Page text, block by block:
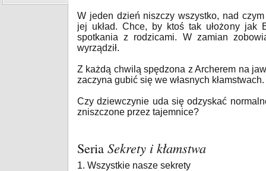
W jeden dzień niszczy wszystko, nad
jej układ. Chce, by ktoś tak ułożony jak
spotkania z rodzicami. W zamian
wyrządził.
Z każdą chwilą spędzona z Archerem na
zaczyna gubić się we własnych kłamstwach.
Czy dziewczynie uda się odzyskać
zniszczone przez tajemnice?
Seria Sekrety i kłamstwa
1. Wszystkie nasze sekrety